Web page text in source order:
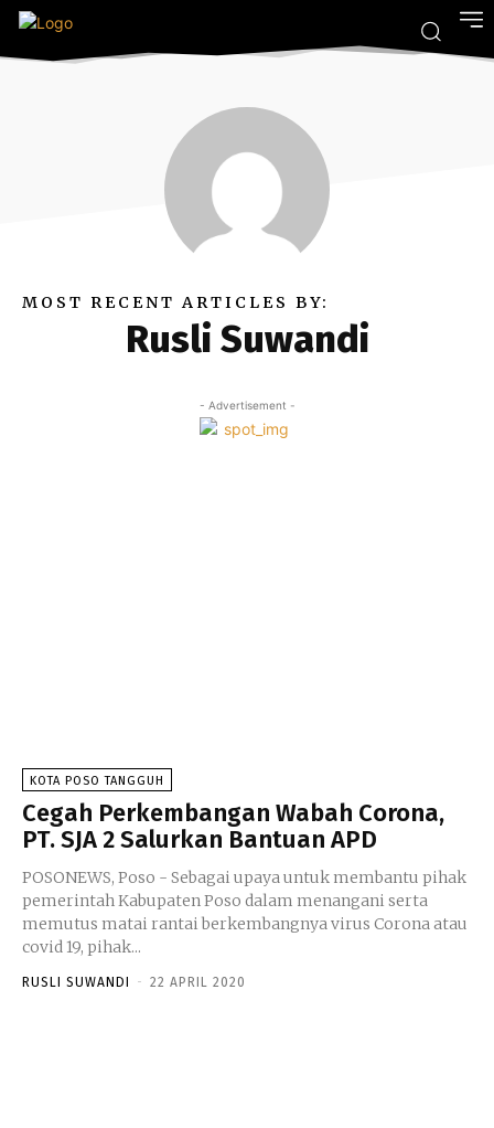
MOST RECENT ARTICLES BY:
Rusli Suwandi
- Advertisement -
KOTA POSO TANGGUH
Cegah Perkembangan Wabah Corona,
PT. SJA 2 Salurkan Bantuan APD
POSONEWS, Poso - Sebagai upaya untuk membantu pihak
pemerintah Kabupaten Poso dalam menangani serta
memutus matai rantai berkembangnya virus Corona atau
covid 19, pihak...
RUSLI SUWANDI - 22 APRIL 2020